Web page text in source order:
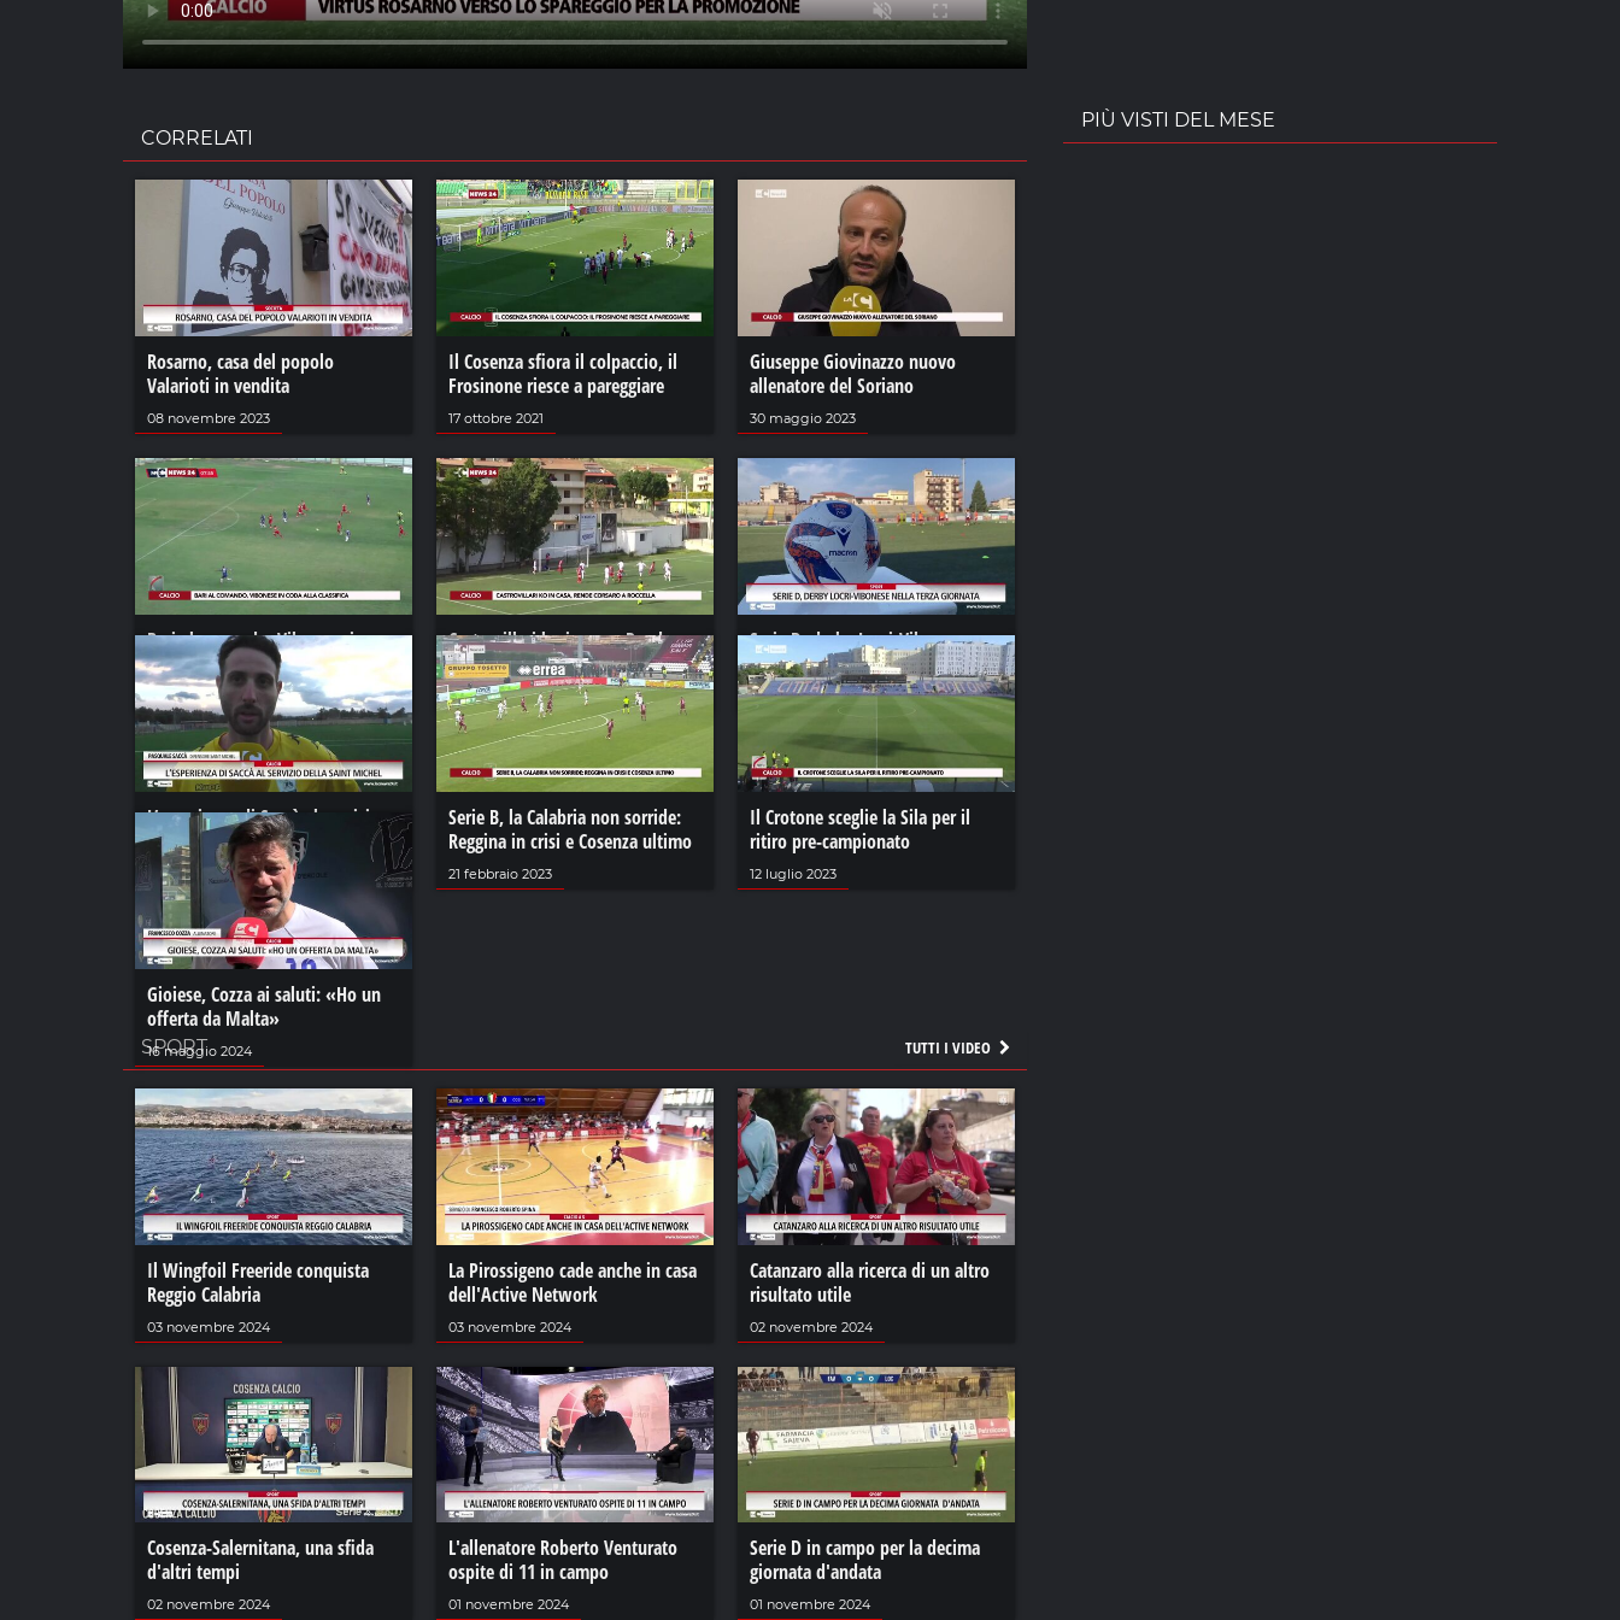
CORRELATI
Rosarno, casa del popolo
Valarioti in vendita
08 novembre 2023
Il Cosenza sfiora il colpaccio, il
Frosinone riesce a pareggiare
17 ottobre 2021
Giuseppe Giovinazzo nuovo
allenatore del Soriano
30 maggio 2023
Bari al comando, Vibonese in
coda alla classifica
01 ottobre 2021
Castrovillari ko in casa, Rende
corsaro a Roccella
12 aprile 2021
Serie D, derby Locri-Vibonese
nella terza giornata
20 settembre 2024
L’esperienza di Saccà al servizio
della Saint Michel
12 gennaio 2024
Serie B, la Calabria non sorride:
Reggina in crisi e Cosenza ultimo
21 febbraio 2023
Il Crotone sceglie la Sila per il
ritiro pre-campionato
12 luglio 2023
Gioiese, Cozza ai saluti: «Ho un
offerta da Malta»
16 maggio 2024 TUTTI I VIDEO
SPORT
Il Wingfoil Freeride conquista
Reggio Calabria
03 novembre 2024
La Pirossigeno cade anche in casa
dell'Active Network
03 novembre 2024
Catanzaro alla ricerca di un altro
risultato utile
02 novembre 2024
Cosenza-Salernitana, una sfida
d'altri tempi
02 novembre 2024
L'allenatore Roberto Venturato
ospite di 11 in campo
01 novembre 2024
Serie D in campo per la decima
giornata d'andata
01 novembre 2024
PIÙ VISTI DEL MESE